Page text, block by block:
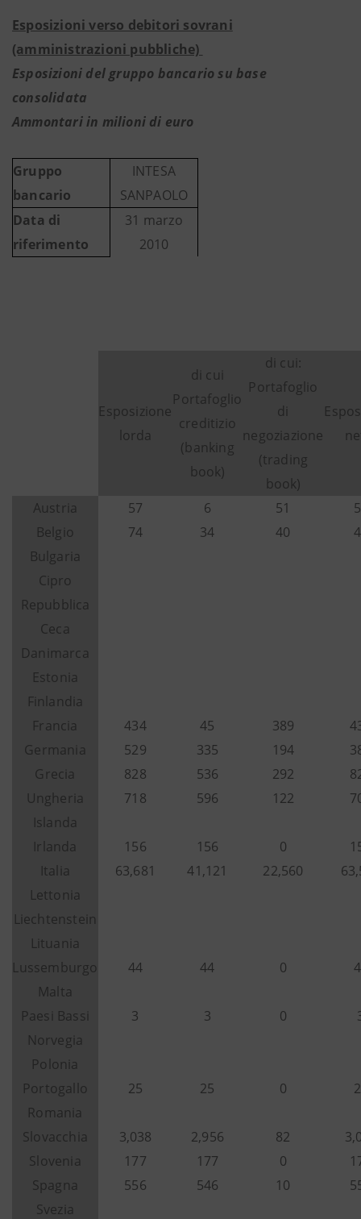
Esposizioni verso debitori sovrani
(amministrazioni pubbliche)
Esposizioni del gruppo bancario su base
consolidata
Ammontari in milioni di euro
Gruppo
bancario
INTESA
SANPAOLO
Data di
riferimento
31 marzo
2010
Esposizione
lorda
di cui
Portafoglio
creditizio
(banking
book)
di cui:
Portafoglio
di
negoziazione
(trading
book)
Austria 57 6 51
Belgio
74 34 40
Bulgaria
Cipro
Repubblica
Ceca
Danimarca
Estonia
Finlandia
Francia
434 45 389
Germania
529 335 194
Grecia
828 536 292
Ungheria
718 596 122
Islanda
Irlanda
156 156 0
Italia
63,681 41,121 22,560
Lettonia
Liechtenstein
Lituania
Lussemburgo
44 44 0
Malta
Paesi Bassi
3 3 0
Norvegia
Polonia
Portogallo
25 25 0
Romania
Slovacchia
3,038 2,956 82
Slovenia
177 177 0
Spagna
556 546 10
Svezia